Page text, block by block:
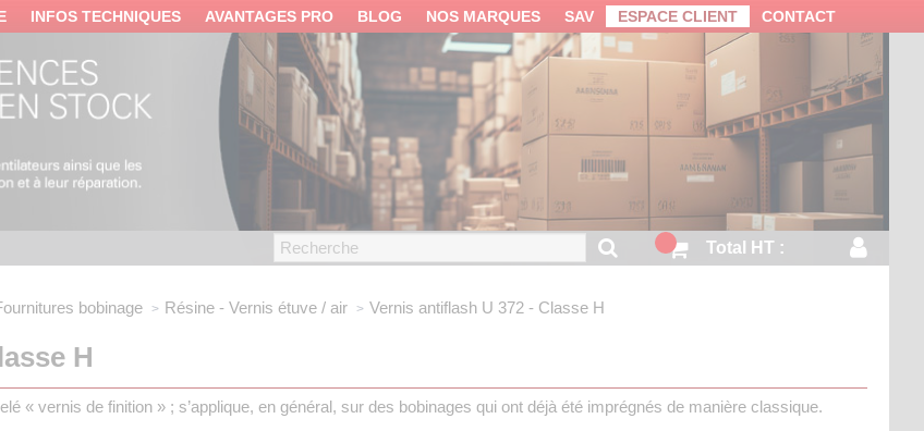
INFOS TECHNIQUES AVANTAGES PRO BLOG NOS MARQUES SAV ESPACE CLIENT CONTACT
Total HT :
bobinage Résine - Vernis étuve / air Vernis antiflash U 372 - Classe H
H
« vernis de finition » ; s’applique, en général, sur des bobinages qui ont déjà été imprégnés de manière classique.